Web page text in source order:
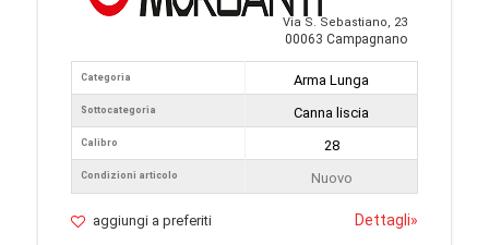
Via S. Sebastiano, 23
00063 Campagnano
Categoria
Sottocategoria
Calibro
Condizioni articolo
Arma Lunga
Canna liscia
28
Nuovo
aggiungi a preferiti Dettagli»